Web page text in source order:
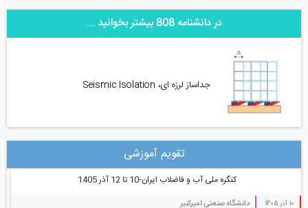
در دانشنامه 808 بیشتر بخوانید ...
جداساز لرزه ای، Seismic Isolation
تقویم آموزشی
کنگره ملی آب و فاضلاب ایران-10 تا 12 آذر 1405
دانشگاه صنعتی امیرکبیر